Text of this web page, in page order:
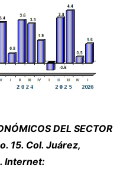
DEL SECTOR
15. Col. Juárez,
Internet: